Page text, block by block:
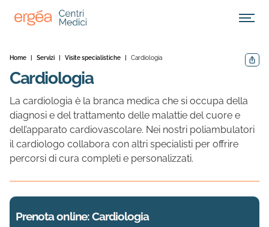
Apri
Home Servizi Visite specialistiche Cardiologia
Cardiologia
La cardiologia è la branca medica che si occupa della
diagnosi e del trattamento delle malattie del cuore e
dell’apparato cardiovascolare. Nei nostri poliambulatori
il cardiologo collabora con altri specialisti per offrire
percorsi di cura completi e personalizzati.
Prenota online: Cardiologia